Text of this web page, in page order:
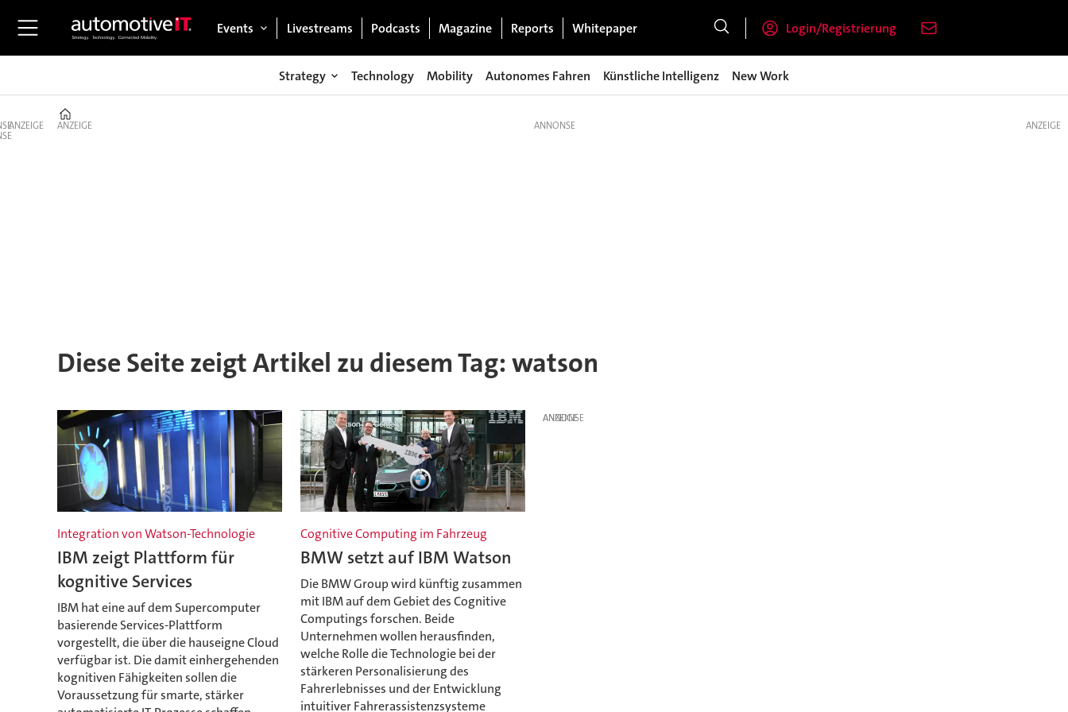
Events Livestreams Podcasts Magazine Reports Whitepaper Login/Registrierung
Strategy Technology Mobility Autonomes Fahren Künstliche Intelligenz New Work
ANZEIGE ANZEIGE
Diese Seite zeigt Artikel zu diesem Tag: watson
Integration von Watson-Technologie
IBM zeigt Plattform für
kognitive Services
IBM hat eine auf dem Supercomputer
basierende Services-Plattform
vorgestellt, die über die hauseigne Cloud
verfügbar ist. Die damit einhergehenden
kognitiven Fähigkeiten sollen die
Voraussetzung für smarte, stärker
Cognitive Computing im Fahrzeug
BMW setzt auf IBM Watson
Die BMW Group wird künftig zusammen
mit IBM auf dem Gebiet des Cognitive
Computings forschen. Beide
Unternehmen wollen herausfinden,
welche Rolle die Technologie bei der
stärkeren Personalisierung des
Fahrerlebnisses und der Entwicklung
intuitiver Fahrerassistenzsysteme
ANZEIGE
ANZEIGE